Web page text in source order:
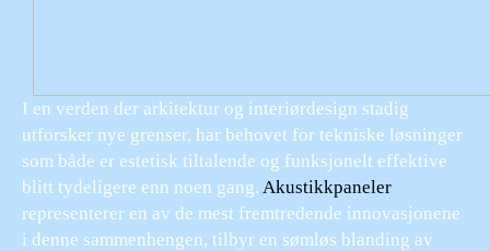
I en verden der arkitektur og interiørdesign stadig
utforsker nye grenser, har behovet for tekniske løsninger
som både er estetisk tiltalende og funksjonelt effektive
blitt tydeligere enn noen gang. Akustikkpaneler
representerer en av de mest fremtredende innovasjonene
i denne sammenhengen, tilbyr en sømløs blanding av